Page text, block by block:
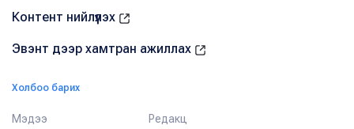
Контент нийлүүлэх
Эвэнт дээр хамтран ажиллах
Холбоо барих
Мэдээ Редакц